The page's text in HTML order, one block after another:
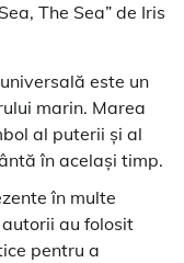
The Sea” de Iris
este un
marin. Marea
al puterii și al
în același timp.
în multe
au folosit
pentru a